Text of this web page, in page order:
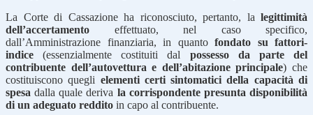
La Corte di Cassazione ha riconosciuto, pertanto, la legittimità
dell’accertamento effettuato, nel caso specifico,
dall’Amministrazione finanziaria, in quanto fondato su fattori-
indice (essenzialmente costituiti dal possesso da parte del
contribuente dell’autovettura e dell’abitazione principale) che
costituiscono quegli elementi certi sintomatici della capacità di
spesa dalla quale deriva la corrispondente presunta disponibilità
di un adeguato reddito in capo al contribuente.